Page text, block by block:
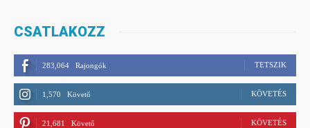
CSATLAKOZZ
283,064 Rajongók TETSZIK
1,570 Követő KÖVETÉS
21,681 Követő KÖVETÉS